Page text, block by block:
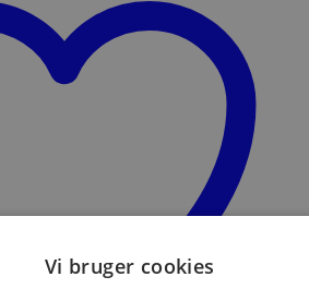
Vi bruger cookies